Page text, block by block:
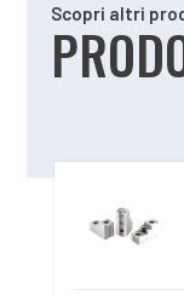
Scopri altri